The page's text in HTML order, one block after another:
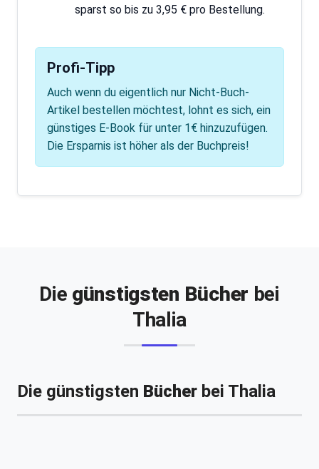
sparst so bis zu 3,95 € pro Bestellung.
Profi-Tipp
Auch wenn du eigentlich nur Nicht-Buch-
Artikel bestellen möchtest, lohnt es sich, ein
günstiges E-Book für unter 1€ hinzuzufügen.
Die Ersparnis ist höher als der Buchpreis!
Die günstigsten Bücher bei
Thalia
Die günstigsten Bücher bei Thalia